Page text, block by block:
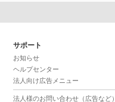
サポート
お知らせ
ヘルプセンター
法人向け広告メニュー
法人様のお問い合わせ（広告など）